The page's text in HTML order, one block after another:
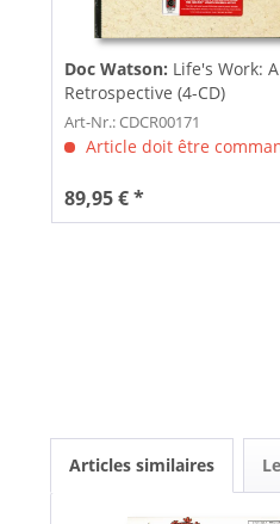
Doc Watson: Life's Work: A
Retrospective (4-CD)
Art-Nr.: CDCR00171
Article doit être
89,95 € *
Articles similaires